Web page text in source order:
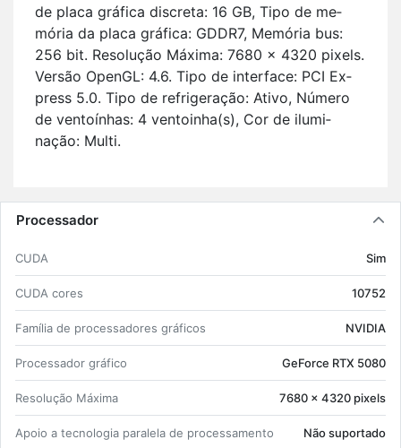
de placa grá­fica dis­creta: 16 GB, Tipo de me­
mória da placa grá­fica: GDDR7, Me­mória bus:
256 bit. Re­so­lução Má­xima: 7680 x 4320 pi­xels.
Versão OpenGL: 4.6. Tipo de in­ter­face: PCI Ex­
press 5.0. Tipo de re­fri­ge­ração: Ativo, Nú­mero
de ven­toí­nhas: 4 ven­toinha(s), Cor de ilu­mi­
nação: Multi.
NVIDIA Ge­Force RTX 5080 16 GB GDDR7;
7680 x 4320 pi­xels 256 bit PCI Ex­press
Versão OpenGL: 4.6;
1x 16-pin.
Processador
CUDA Sim
CUDA cores 10752
Fa­mília de pro­ces­sa­dores grá­ficos NVIDIA
Pro­ces­sador grá­fico Ge­Force RTX 5080
Re­so­lução Má­xima 7680 x 4320 pi­xels
Apoio a tec­no­logia pa­ra­lela de pro­ces­sa­mento Não su­por­tado